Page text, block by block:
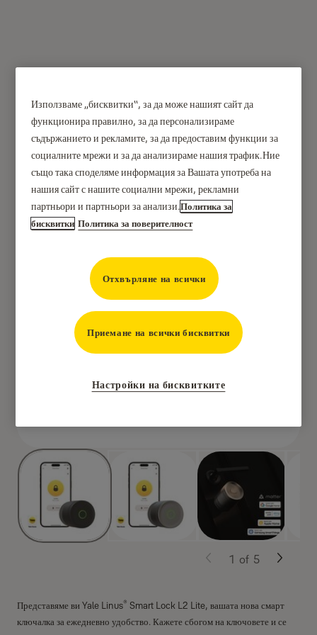
Смарт ключалка Linus®
Smart Lock L2 Lite
Представяме ви Yale Linus® Smart Lock L2 Lite, вашата нова смарт
ключалка за ежедневно удобство. Кажете сбогом на ключовете и се
1 of 5
Използваме „бисквитки“, за да може нашият сайт да
функционира правилно, за да персонализираме
съдържанието и рекламите, за да предоставим функции за
социалните мрежи и за да анализираме нашия трафик.Ние
също така споделяме информация за Вашата употреба на
нашия сайт с нашите социални мрежи, рекламни
партньори и партньори за анализи.Политика за
бисквитки Политика за поверителност
Отхвърляне на всички
Приемане на всички бисквитки
Настройки на бисквитките